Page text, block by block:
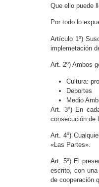
Que ello puede
Por todo lo
Artículo 1º)
implemetación
Art. 2º) Ambos
Cultura:
Deportes
Medio
Art. 3º) En
consecución de
Art. 4º)
«Las Partes».
Art. 5º) El
escrito, con
de cooperación